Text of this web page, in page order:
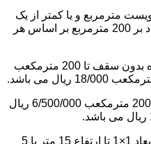
مترمربع و یا کمتر از یک
ماه مقطوع 6/500/000 ریال و مازاد بر 200 مترمربع بر اساس هر
3-اجاره داربست یک ماه کلراژ ساده بدون سقف تا 200 مترمکعب
4-اجاره داربست یک ماه مسقف تا 200 مترمکعب 6/500/000 ریال
5-اجاره یک ماه چاهک آسانسور به ابعاد 1×1 تا ارتفاع 15 متر با 5